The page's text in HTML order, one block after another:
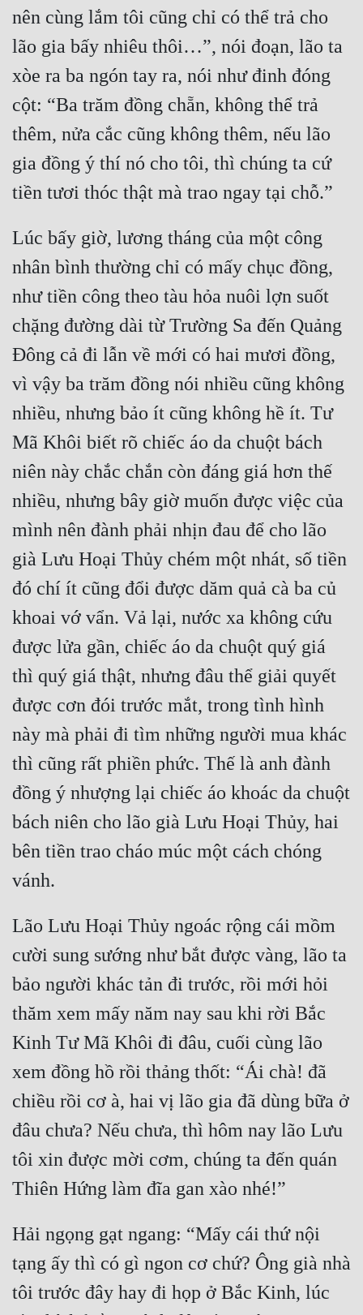
nên cùng lắm tôi cũng chỉ có thể trả cho
lão gia bấy nhiêu thôi…”, nói đoạn, lão ta
xòe ra ba ngón tay ra, nói như đinh đóng
cột: “Ba trăm đồng chẵn, không thể trả
thêm, nửa cắc cũng không thêm, nếu lão
gia đồng ý thí nó cho tôi, thì chúng ta cứ
Lúc bấy giờ, lương tháng của một công
nhân bình thường chỉ có mấy chục đồng,
như tiền công theo tàu hỏa nuôi lợn suốt
chặng đường dài từ Trường Sa đến Quảng
Đông cả đi lẫn về mới có hai mươi đồng,
vì vậy ba trăm đồng nói nhiều cũng không
nhiều, nhưng bảo ít cũng không hề ít. Tư
Mã Khôi biết rõ chiếc áo da chuột bách
niên này chắc chắn còn đáng giá hơn thế
nhiều, nhưng bây giờ muốn được việc của
mình nên đành phải nhịn đau để cho lão
già Lưu Hoại Thủy chém một nhát, số tiền
đó chí ít cũng đổi được dăm quả cà ba củ
khoai vớ vẩn. Vả lại, nước xa không cứu
được lửa gần, chiếc áo da chuột quý giá
thì quý giá thật, nhưng đâu thể giải quyết
được cơn đói trước mắt, trong tình hình
này mà phải đi tìm những người mua khác
thì cũng rất phiền phức. Thế là anh đành
đồng ý nhượng lại chiếc áo khoác da chuột
bách niên cho lão già Lưu Hoại Thủy, hai
bên tiền trao cháo múc một cách chóng
Lão Lưu Hoại Thủy ngoác rộng cái mồm
cười sung sướng như bắt được vàng, lão ta
bảo người khác tản đi trước, rồi mới hỏi
thăm xem mấy năm nay sau khi rời Bắc
Kinh Tư Mã Khôi đi đâu, cuối cùng lão
xem đồng hồ rồi thảng thốt: “Ái chà! đã
chiều rồi cơ à, hai vị lão gia đã dùng bữa ở
đâu chưa? Nếu chưa, thì hôm nay lão Lưu
tôi xin được mời cơm, chúng ta đến quán
Hải ngọng gạt ngang: “Mấy cái thứ nội
tạng ấy thì có gì ngon cơ chứ? Ông già nhà
tôi trước đây hay đi họp ở Bắc Kinh, lúc